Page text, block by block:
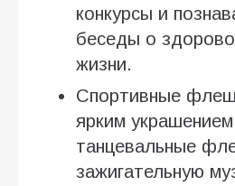
конкурсы и
беседы о
жизни.
Спортивные
ярким
танцевальные
зажигательную